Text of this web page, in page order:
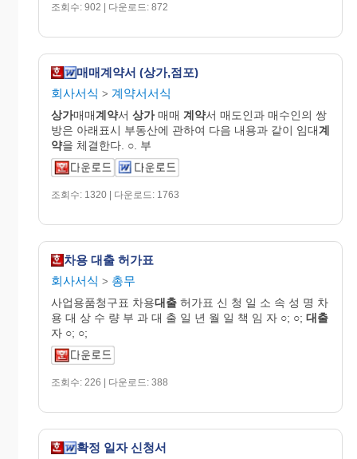
조회수: 902 | 다운로드: 872
매매계약서 (상가,점포)
회사서식 > 계약서서식
상가매매계약서 상가매매 계약서 매도인과 매수인의 쌍
방은 아래표시 부동산에 관하여 다음 내용과 같이 임대계
약을 체결한다. ○. 부
조회수: 1320 | 다운로드: 1763
차용 대출 허가표
회사서식 > 총무
사업용품청구표 차용대출 허가표 신 청 일 소 속 성 명 차
용 대 상 수 량 부 과 대 출 일 년 월 일 책 임 자 ○; ○; 대출
자 ○; ○;
조회수: 226 | 다운로드: 388
확정 일자 신청서